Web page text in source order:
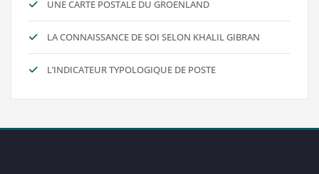
UNE CARTE POSTALE DU GROENLAND
LA CONNAISSANCE DE SOI SELON KHALIL GIBRAN
L’INDICATEUR TYPOLOGIQUE DE POSTE